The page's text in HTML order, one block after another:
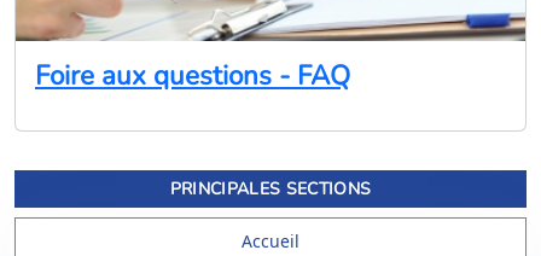
Foire aux questions - FAQ
PRINCIPALES SECTIONS
Accueil